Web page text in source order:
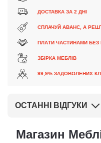
ДОСТАВКА ЗА 2 ДНІ
СПЛАЧУЙ АВАНС, А
ПЛАТИ ЧАСТИНАМИ БЕЗ
ЗБІРКА МЕБЛІВ
99,9% ЗАДОВОЛЕНИХ
Наталя
Магазин